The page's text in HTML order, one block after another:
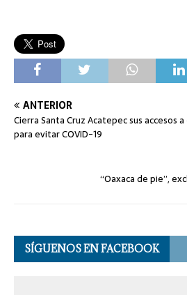
ANTERIOR
Cierra Santa Cruz Acatepec sus accesos
para evitar COVID-19
“Oaxaca de pie”,
SÍGUENOS EN FACEBOOK